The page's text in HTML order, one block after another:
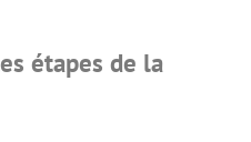
étapes de la